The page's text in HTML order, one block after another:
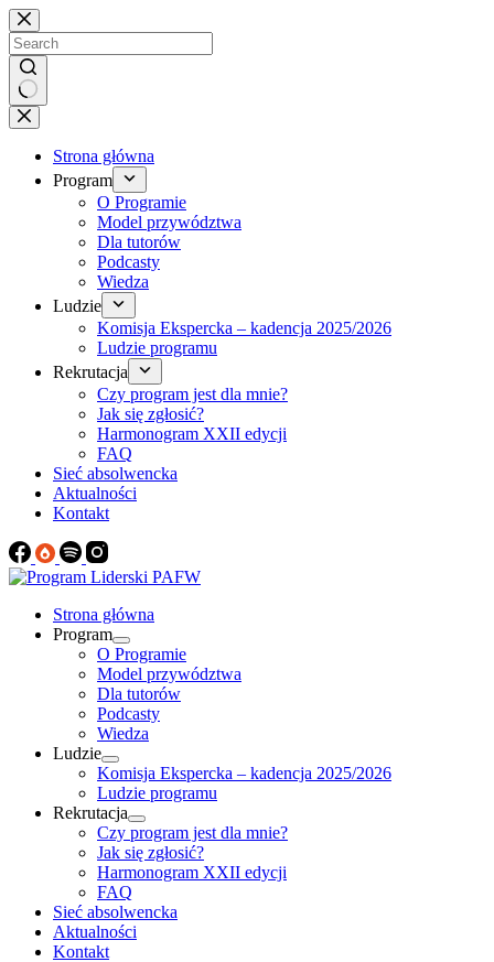
Brak
wyników
Strona główna
Program
O Programie
Model przywództwa
Dla tutorów
Podcasty
Wiedza
Ludzie
Komisja Ekspercka – kadencja 2025/2026
Ludzie programu
Rekrutacja
Czy program jest dla mnie?
Jak się zgłosić?
Harmonogram XXII edycji
FAQ
Sieć absolwencka
Aktualności
Kontakt
Strona główna
Program
O Programie
Model przywództwa
Dla tutorów
Podcasty
Wiedza
Ludzie
Komisja Ekspercka – kadencja 2025/2026
Ludzie programu
Rekrutacja
Czy program jest dla mnie?
Jak się zgłosić?
Harmonogram XXII edycji
FAQ
Sieć absolwencka
Aktualności
Kontakt